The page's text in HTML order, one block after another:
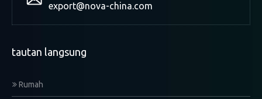
export@nova-china.com
tautan langsung
Rumah